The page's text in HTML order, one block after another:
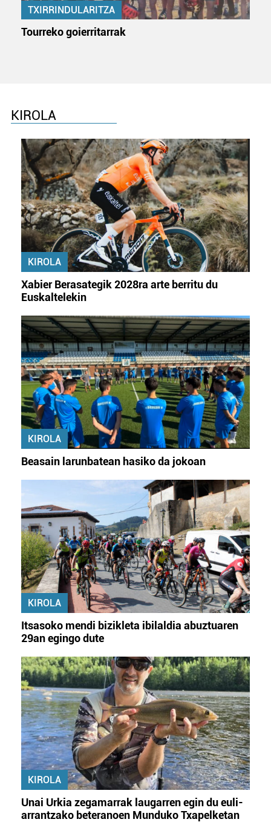
TXIRRINDULARITZA
Tourreko goierritarrak
KIROLA
KIROLA
Xabier Berasategik 2028ra arte berritu du
Euskaltelekin
KIROLA
Beasain larunbatean hasiko da jokoan
KIROLA
Itsasoko mendi bizikleta ibilaldia abuztuaren
29an egingo dute
KIROLA
Unai Urkia zegamarrak laugarren egin du euli-
arrantzako beteranoen Munduko Txapelketan